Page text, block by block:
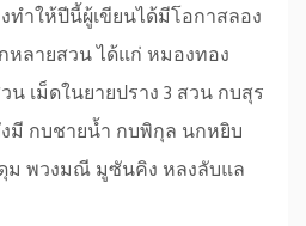
ทำให้ปีนี้ผู้เขียนได้มีโอกาสลอง
ลายสวน ได้แก่ หมองทอง
น เม็ดในยายปราง 3 สวน กบสุร
มี กบชายน้ำ กบพิกุล นกหยิบ
ม พวงมณี มูซันคิง หลงลับแล